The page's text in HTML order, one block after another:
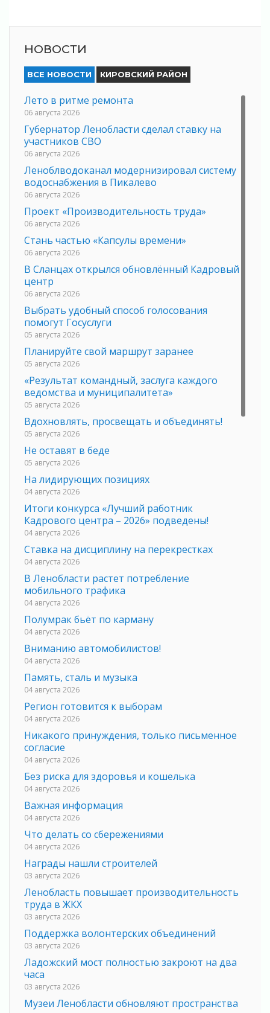
НОВОСТИ
ВСЕ НОВОСТИ КИРОВСКИЙ РАЙОН
Лето в ритме ремонта
06 августа 2026
Губернатор Ленобласти сделал ставку на
участников СВО
06 августа 2026
Леноблводоканал модернизировал систему
водоснабжения в Пикалево
06 августа 2026
Проект «Производительность труда»
06 августа 2026
Стань частью «Капсулы времени»
06 августа 2026
В Сланцах открылся обновлённый Кадровый
центр
06 августа 2026
Выбрать удобный способ голосования
помогут Госуслуги
05 августа 2026
Планируйте свой маршрут заранее
05 августа 2026
«Результат командный, заслуга каждого
ведомства и муниципалитета»
05 августа 2026
Вдохновлять, просвещать и объединять!
05 августа 2026
Не оставят в беде
05 августа 2026
На лидирующих позициях
04 августа 2026
Итоги конкурса «Лучший работник
Кадрового центра – 2026» подведены!
04 августа 2026
Ставка на дисциплину на перекрестках
04 августа 2026
В Ленобласти растет потребление
мобильного трафика
04 августа 2026
Полумрак бьёт по карману
04 августа 2026
Вниманию автомобилистов!
04 августа 2026
Память, сталь и музыка
04 августа 2026
Регион готовится к выборам
04 августа 2026
Никакого принуждения, только письменное
согласие
04 августа 2026
Без риска для здоровья и кошелька
04 августа 2026
Важная информация
04 августа 2026
Что делать со сбережениями
04 августа 2026
Награды нашли строителей
03 августа 2026
Ленобласть повышает производительность
труда в ЖКХ
03 августа 2026
Поддержка волонтерских объединений
03 августа 2026
Ладожский мост полностью закроют на два
часа
03 августа 2026
Музеи Ленобласти обновляют пространства